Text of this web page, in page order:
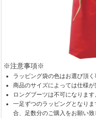
※注意事項※
ラッピング袋の色はお選び頂
商品のサイズによっては仕様が
ロングブーツは不可になります
一足ずつのラッピングとなり
合、足数分のご購入をお願い致